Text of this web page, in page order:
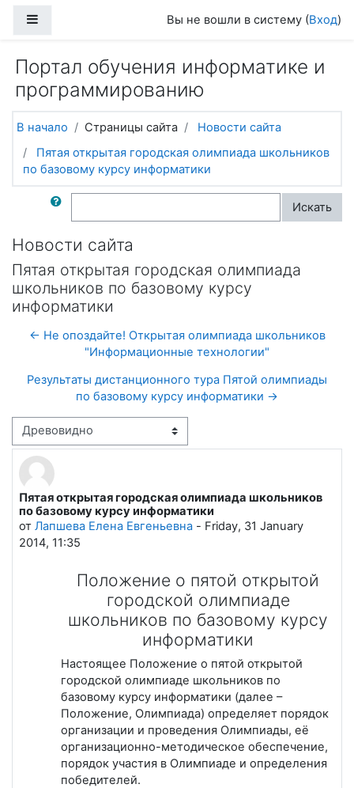
Вы не вошли в систему (Вход)
Портал обучения информатике и
программированию
В начало Страницы сайта
Новости сайта
Пятая открытая городская олимпиада школьников
по базовому курсу информатики
Поиск по форумам Искать
Новости сайта
Пятая открытая городская олимпиада
школьников по базовому курсу
информатики
← Не опоздайте! Открытая олимпиада школьников
"Информационные технологии"
Результаты дистанционного тура Пятой олимпиады
по базовому курсу информатики →
Режим отображения
Пятая открытая городская олимпиада школьников
по базовому курсу информатики
от Лапшева Елена Евгеньевна - Friday, 31 January
2014, 11:35
Количество ответов: 0
Положение о пятой открытой
городской олимпиаде
школьников по базовому курсу
информатики
Настоящее Положение о пятой открытой
городской олимпиаде школьников по
базовому курсу информатики (далее –
Положение, Олимпиада) определяет порядок
организации и проведения Олимпиады, её
организационно-методическое обеспечение,
порядок участия в Олимпиаде и определения
победителей.